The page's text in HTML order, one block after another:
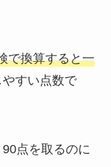
で換算すると一
すい点数で
点を取るのに